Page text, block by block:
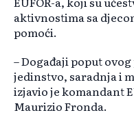
aktivnostima sa
pomoći.
– Događaji poput
jedinstvo, saradnja i
izjavio je komandant
Maurizio Fronda.